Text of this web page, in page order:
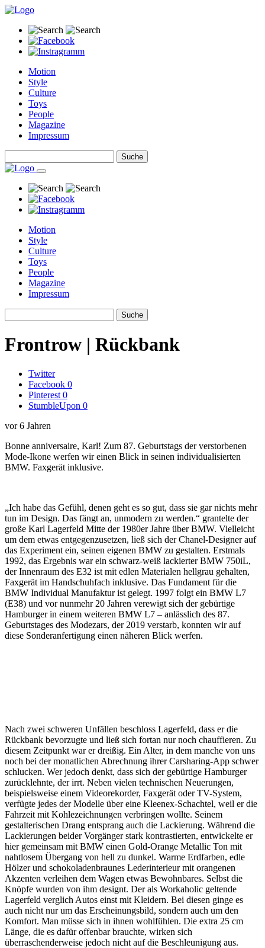
Motion
Style
Culture
Toys
People
Magazine
Impressum
Motion
Style
Culture
Toys
People
Magazine
Impressum
Frontrow | Rückbank
Twitter
Facebook 0
Pinterest 0
StumbleUpon 0
vor 6 Jahren
Bonne anniversaire, Karl! Zum 87. Geburtstags der verstorbenen
Mode-Ikone werfen wir einen Blick in seinen individualisierten
BMW. Faxgerät inklusive.
„Ich habe das Gefühl, denen geht es so gut, dass sie gar nichts mehr
tun im Design. Das fängt an, unmodern zu werden.“ grantelte der
große Karl Lagerfeld Mitte der 1980er Jahre über BMW. Vielleicht
um dem etwas entgegenzusetzen, ließ sich der Chanel-Designer auf
das Experiment ein, seinen eigenen BMW zu gestalten. Erstmals
1992, das Ergebnis war ein schwarz-weiß lackierter BMW 750iL,
der Innenraum des E32 ist mit edlen Materialen hellgrau gehalten,
Faxgerät im Handschuhfach inklusive. Das Fundament für die
BMW Individual Manufaktur ist gelegt. 1997 folgt ein BMW L7
(E38) und vor nunmehr 20 Jahren verewigt sich der gebürtige
Hamburger in einem weiteren BMW L7 – anlässlich des 87.
Geburtstages des Modezars, der 2019 verstarb, konnten wir auf
diese Sonderanfertigung einen näheren Blick werfen.
Nach zwei schweren Unfällen beschloss Lagerfeld, dass er die
Rückbank bevorzugte und ließ sich fortan nur noch chauffieren. Zu
diesem Zeitpunkt war er dreißig. Ein Alter, in dem manche von uns
noch bei der monatlichen Abrechnung ihrer Carsharing-App schwer
schlucken. Wer jedoch denkt, dass sich der gebürtige Hamburger
zurücklehnte, der irrt. Neben vielen technischen Neuerungen,
beispielsweise einem Videorekorder, Faxgerät oder TV-System,
verfügte jedes der Modelle über eine Kleenex-Schachtel, weil er die
Fahrzeit mit Kohlezeichnungen verbringen wollte. Seinem
gestalterischen Drang entsprang auch die Lackierung. Während die
Lackierungen beider Vorgänger stark kontrastierten, entwickelte er
hier gemeinsam mit BMW einen Gold-Orange Metallic Ton mit
nahtlosem Übergang von hell zu dunkel. Warme Erdfarben, edle
Hölzer und schokoladenbraunes Lederinterieur mit orangenen
Akzenten verleihen dem Wagen etwas Bewohnbares. Selbst die
Knöpfe wurden von ihm designt. Der als Workaholic geltende
Lagerfeld verglich Autos einst mit Kleidern. Bei diesen ginge es
auch nicht nur um das Erscheinungsbild, sondern auch um den
Komfort. Man müsse sich in ihnen wohlfühlen. Die extra 25 cm
Länge, die es dafür offenbar brauchte, wirken sich
überraschenderweise jedoch nicht auf die Beschleunigung aus.